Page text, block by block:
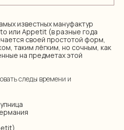
известных мануфактур
или Appetit (в разные года
своей простотой форм,
таким лёгким, но сочным, как
на предметах этой
следы времени и